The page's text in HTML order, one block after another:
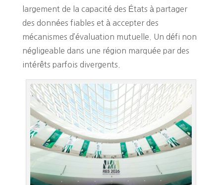
largement de la capacité des États à partager
des données fiables et à accepter des
mécanismes d’évaluation mutuelle. Un défi non
négligeable dans une région marquée par des
intérêts parfois divergents.